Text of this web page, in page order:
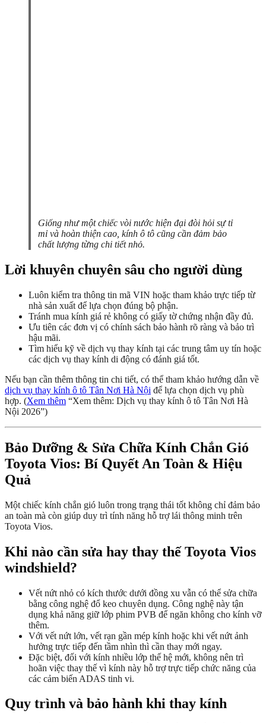
Giống như một chiếc vòi nước hiện đại đòi hỏi sự tỉ
mỉ và hoàn thiện cao, kính ô tô cũng cần đảm bảo
chất lượng từng chi tiết nhỏ.
Lời khuyên chuyên sâu cho người dùng
Luôn kiểm tra thông tin mã VIN hoặc tham khảo trực tiếp từ
nhà sản xuất để lựa chọn đúng bộ phận.
Tránh mua kính giá rẻ không có giấy tờ chứng nhận đầy đủ.
Ưu tiên các đơn vị có chính sách bảo hành rõ ràng và bảo trì
hậu mãi.
Tìm hiểu kỹ về dịch vụ thay kính tại các trung tâm uy tín hoặc
các dịch vụ thay kính di động có đánh giá tốt.
Nếu bạn cần thêm thông tin chi tiết, có thể tham khảo hướng dẫn về
dịch vụ thay kính ô tô Tân Nơi Hà Nội để lựa chọn dịch vụ phù
hợp. (Xem thêm “Xem thêm: Dịch vụ thay kính ô tô Tân Nơi Hà
Nội 2026”)
Bảo Dưỡng & Sửa Chữa Kính Chắn Gió
Toyota Vios: Bí Quyết An Toàn & Hiệu
Quả
Một chiếc kính chắn gió luôn trong trạng thái tốt không chỉ đảm bảo
an toàn mà còn giúp duy trì tính năng hỗ trợ lái thông minh trên
Toyota Vios.
Khi nào cần sửa hay thay thế Toyota Vios
windshield?
Vết nứt nhỏ có kích thước dưới đồng xu vẫn có thể sửa chữa
bằng công nghệ đổ keo chuyên dụng. Công nghệ này tận
dụng khả năng giữ lớp phim PVB để ngăn không cho kính vỡ
thêm.
Với vết nứt lớn, vết rạn gần mép kính hoặc khi vết nứt ảnh
hưởng trực tiếp đến tầm nhìn thì cần thay mới ngay.
Đặc biệt, đối với kính nhiều lớp thế hệ mới, không nên trì
hoãn việc thay thế vì kính này hỗ trợ trực tiếp chức năng của
các cảm biến ADAS tinh vi.
Quy trình và bảo hành khi thay kính